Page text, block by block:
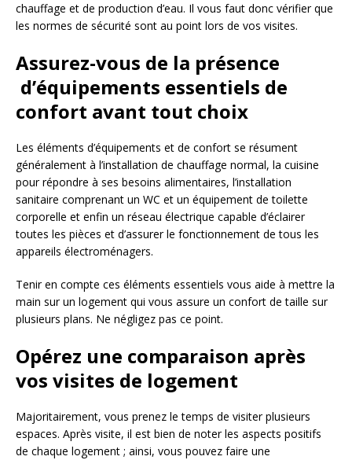
chauffage et de production d’eau. Il vous faut donc vérifier que
les normes de sécurité sont au point lors de vos visites.
Assurez-vous de la présence
d’équipements essentiels de
confort avant tout choix
Les éléments d’équipements et de confort se résument
généralement à l’installation de chauffage normal, la cuisine
pour répondre à ses besoins alimentaires, l’installation
sanitaire comprenant un WC et un équipement de toilette
corporelle et enfin un réseau électrique capable d’éclairer
toutes les pièces et d’assurer le fonctionnement de tous les
appareils électroménagers.
Tenir en compte ces éléments essentiels vous aide à mettre la
main sur un logement qui vous assure un confort de taille sur
plusieurs plans. Ne négligez pas ce point.
Opérez une comparaison après
vos visites de logement
Majoritairement, vous prenez le temps de visiter plusieurs
espaces. Après visite, il est bien de noter les aspects positifs
de chaque logement ; ainsi, vous pouvez faire une